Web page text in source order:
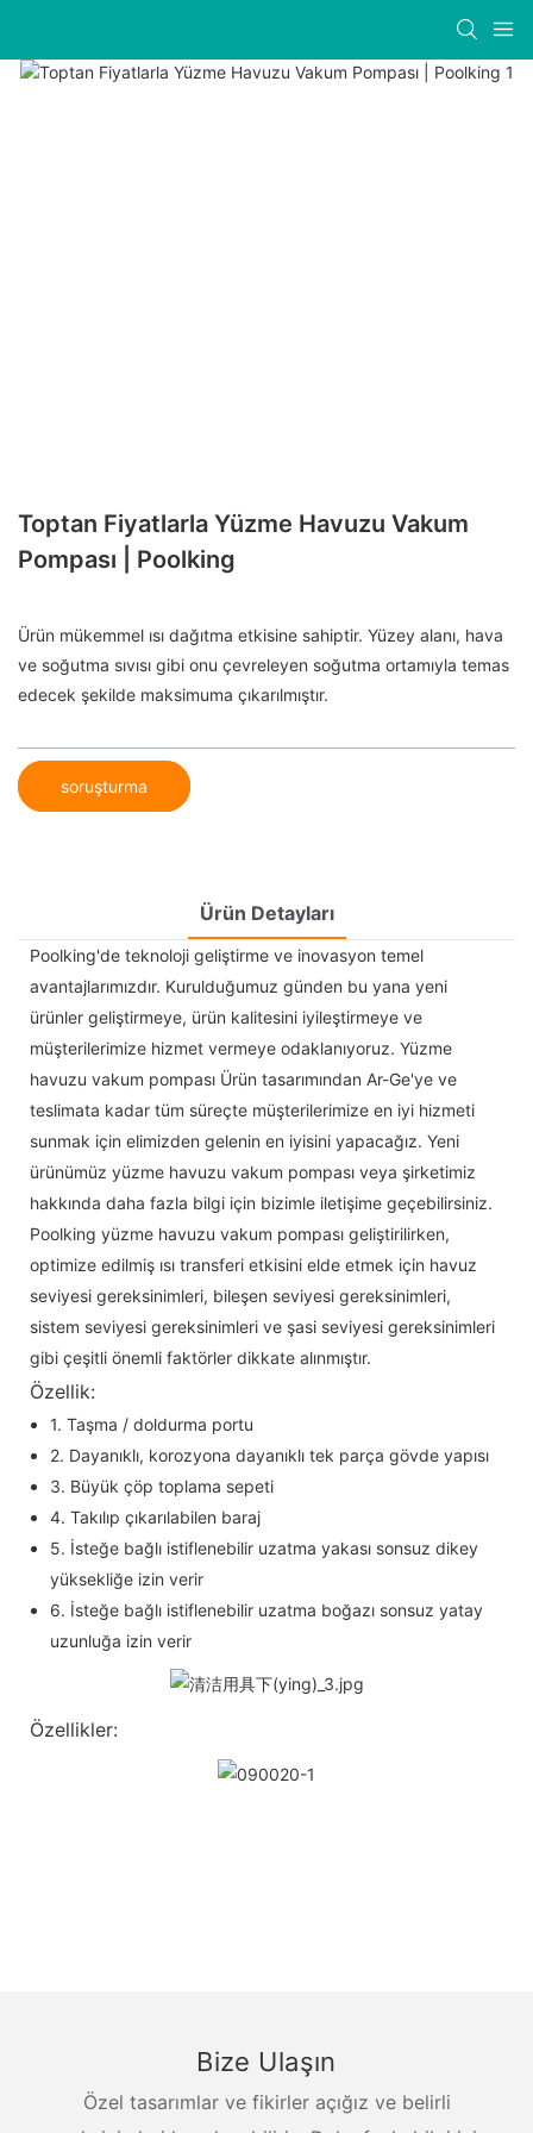
Toptan Fiyatlarla Yüzme Havuzu Vakum
Pompası | Poolking
Ürün mükemmel ısı dağıtma etkisine sahiptir. Yüzey alanı, hava
ve soğutma sıvısı gibi onu çevreleyen soğutma ortamıyla temas
edecek şekilde maksimuma çıkarılmıştır.
soruşturma
Ürün Detayları
Poolking'de teknoloji geliştirme ve inovasyon temel
avantajlarımızdır. Kurulduğumuz günden bu yana yeni
ürünler geliştirmeye, ürün kalitesini iyileştirmeye ve
müşterilerimize hizmet vermeye odaklanıyoruz. Yüzme
havuzu vakum pompası Ürün tasarımından Ar-Ge'ye ve
teslimata kadar tüm süreçte müşterilerimize en iyi hizmeti
sunmak için elimizden gelenin en iyisini yapacağız. Yeni
ürünümüz yüzme havuzu vakum pompası veya şirketimiz
hakkında daha fazla bilgi için bizimle iletişime geçebilirsiniz.
Poolking yüzme havuzu vakum pompası geliştirilirken,
optimize edilmiş ısı transferi etkisini elde etmek için havuz
seviyesi gereksinimleri, bileşen seviyesi gereksinimleri,
sistem seviyesi gereksinimleri ve şasi seviyesi gereksinimleri
gibi çeşitli önemli faktörler dikkate alınmıştır.
Özellik:
1. Taşma / doldurma portu
2. Dayanıklı, korozyona dayanıklı tek parça gövde yapısı
3. Büyük çöp toplama sepeti
4. Takılıp çıkarılabilen baraj
5. İsteğe bağlı istiflenebilir uzatma yakası sonsuz dikey
yüksekliğe izin verir
6. İsteğe bağlı istiflenebilir uzatma boğazı sonsuz yatay
uzunluğa izin verir
Özellikler:
Bize Ulaşın
Özel tasarımlar ve fikirler açığız ve belirli